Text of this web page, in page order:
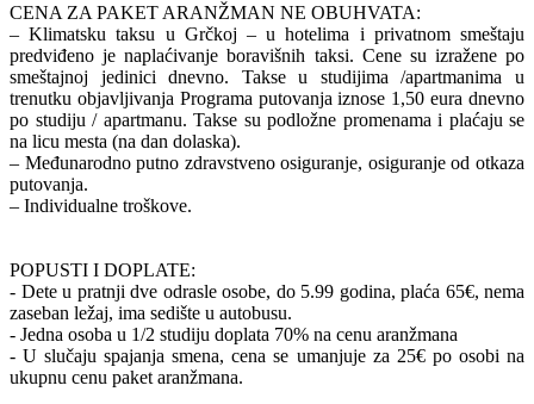
CENA ZA PAKET ARANŽMAN NE OBUHVATA:
– Klimatsku taksu u Grčkoj – u hotelima i privatnom smeštaju
predviđeno je naplaćivanje boravišnih taksi. Cene su izražene po
smeštajnoj jedinici dnevno. Takse u studijima /apartmanima u
trenutku objavljivanja Programa putovanja iznose 1,50 eura dnevno
po studiju / apartmanu. Takse su podložne promenama i plaćaju se
na licu mesta (na dan dolaska).
– Međunarodno putno zdravstveno osiguranje, osiguranje od otkaza
putovanja.
– Individualne troškove.
POPUSTI I DOPLATE:
- Dete u pratnji dve odrasle osobe, do 5.99 godina, plaća 65€, nema
zaseban ležaj, ima sedište u autobusu.
- Jedna osoba u 1/2 studiju doplata 70% na cenu aranžmana
- U slučaju spajanja smena, cena se umanjuje za 25€ po osobi na
ukupnu cenu paket aranžmana.